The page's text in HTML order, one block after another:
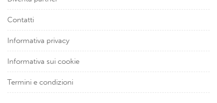
Contatti
Informativa privacy
Informativa sui cookie
Termini e condizioni